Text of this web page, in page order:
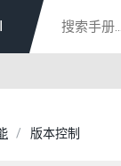
版本控制